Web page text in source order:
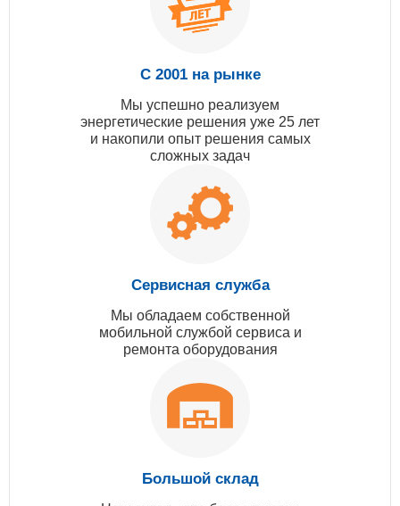
С 2001 на рынке
Мы успешно реализуем
энергетические решения уже 25 лет
и накопили опыт решения самых
сложных задач
Сервисная служба
Мы обладаем собственной
мобильной службой сервиса и
ремонта оборудования
Большой склад